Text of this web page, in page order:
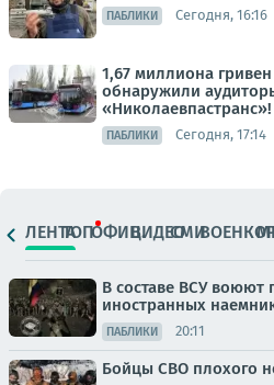
ПАБЛИКИ Сегодня, 16:16
1,67 миллиона
обнаружили
«Николаевпастранс»!
ПАБЛИКИ Сегодня, 17:14
ЛЕНТАТОПОФИЦ.ВИДЕОСМИ
В составе ВСУ воюют
иностранных
ПАБЛИКИ 20:11
Бойцы СВО плохого